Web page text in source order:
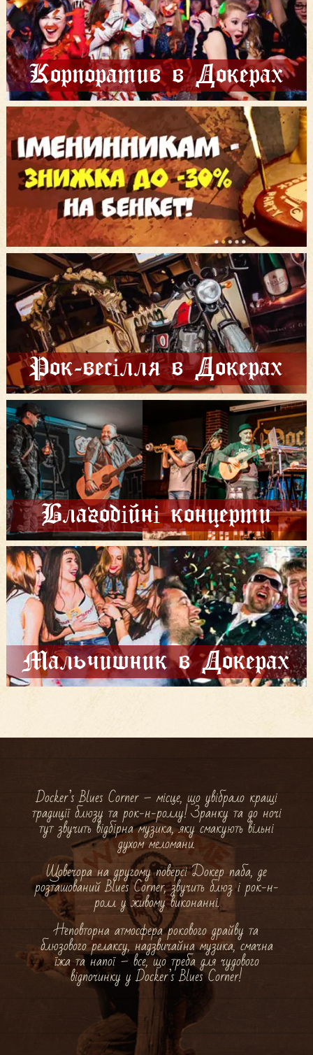
Корпоратив в Докерах
Рок-весілля в Докерах
Благодійні концерти
Мальчишник в Докерах
Docker’s Blues Corner – місце, що увібрало кращі
традиції блюзу та рок-н-роллу! Зранку та до ночі
тут звучить відбірна музика, яку смакують вільні
духом меломани.
Щовечора на другому поверсі Докер паба, де
розташований Blues Corner, звучить блюз і рок-н-
ролл у живому виконанні.
Неповторна атмосфера рокового драйву та
блюзового релаксу, надзвичайна музика, смачна
їжа та напої – все, що треба для чудового
відпочинку у Docker’s Blues Corner!